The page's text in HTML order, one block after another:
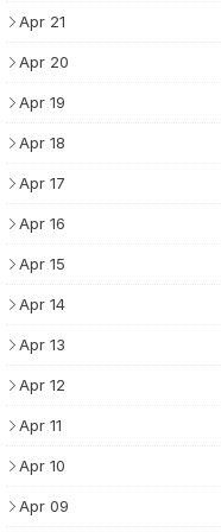
Apr 21
Apr 20
Apr 19
Apr 18
Apr 17
Apr 16
Apr 15
Apr 14
Apr 13
Apr 12
Apr 11
Apr 10
Apr 09